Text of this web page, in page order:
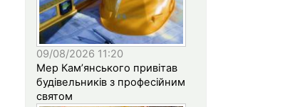
09/08/2026 11:20
Мер Кам’янського привітав
будівельників з професійним
святом